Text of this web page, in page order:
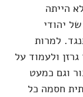
הייתה
למרות
ולעמוד על
וגם כמעט
חסמה כל